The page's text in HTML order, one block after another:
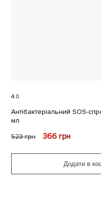
4.0
Антібактеріальний SOS-
мл
523грн 366грн
Додати в